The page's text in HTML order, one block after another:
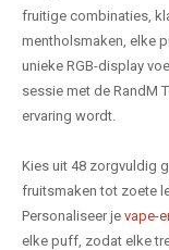
fruitige combinaties,
mentholsmaken, elke
unieke RGB-display
sessie met de RandM
ervaring wordt.
Kies uit 48 zorgvuldig
fruitsmaken tot zoete
Personaliseer je vape-
elke puff, zodat elke